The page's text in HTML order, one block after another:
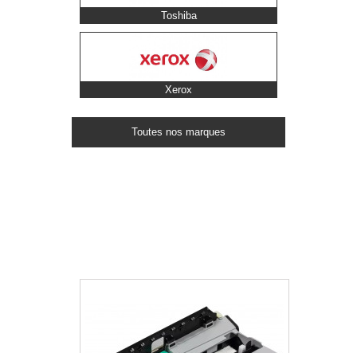
Toshiba
Xerox
Toutes nos marques